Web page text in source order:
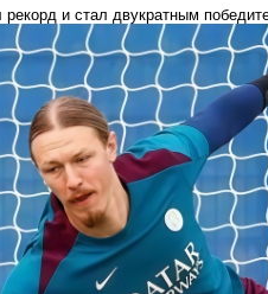
и стал двукратным